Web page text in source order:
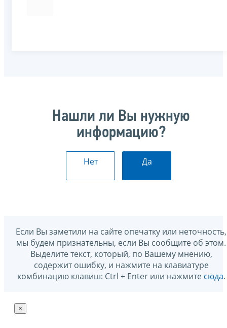
Нашли ли Вы нужную
информацию?
Нет Да
Если Вы заметили на сайте опечатку или неточность,
мы будем признательны, если Вы сообщите об этом.
Выделите текст, который, по Вашему мнению,
содержит ошибку, и нажмите на клавиатуре
комбинацию клавиш: Ctrl + Enter или нажмите сюда.
×